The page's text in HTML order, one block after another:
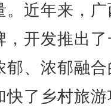
。近年来，
，开发推出
郁、浓郁融
快了乡村旅